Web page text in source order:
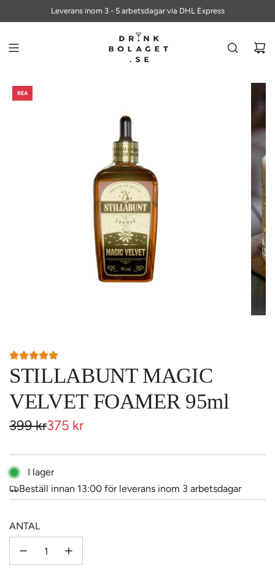
Leverans inom 3 - 5 arbetsdagar via DHL Express
ALLTID FRI FRAKT PÅ BESTÄLLNINGAR ÖVER 700 KR
REA
STILLABUNT MAGIC
VELVET FOAMER 95ml
Reapris
399 kr
Ordinarie375 kr
I lager
Beställ innan 13:00 för leverans inom 3 arbetsdagar
ANTAL